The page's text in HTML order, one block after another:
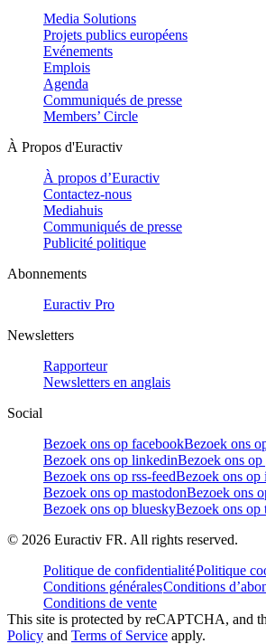
Media Solutions
Projets publics européens
Evénements
Emplois
Agenda
Communiqués de presse
Members’ Circle
À Propos d'Euractiv
À propos d’Euractiv
Contactez-nous
Mediahuis
Communiqués de presse
Publicité politique
Abonnements
Euractiv Pro
Newsletters
Rapporteur
Newsletters en anglais
Social
Bezoek ons op facebookBezoek ons
Bezoek ons op linkedinBezoek ons
Bezoek ons op rss-feedBezoek ons op
Bezoek ons op mastodonBezoek ons
Bezoek ons op blueskyBezoek ons op
© 2026 Euractiv FR. All rights reserved.
Politique de confidentialitéPolitique
Conditions généralesConditions
Conditions de vente
This site is protected by reCAPTCHA, and
Policy and Terms of Service apply.